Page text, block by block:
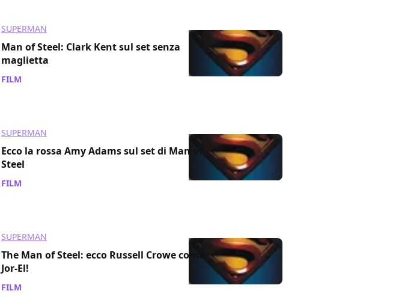
SUPERMAN
Man of Steel: Clark Kent sul set senza
maglietta
FILM
SUPERMAN
Ecco la rossa Amy Adams sul set di Man of
Steel
FILM
SUPERMAN
The Man of Steel: ecco Russell Crowe come
Jor-El!
FILM